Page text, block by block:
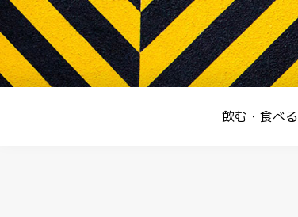
Skip
to
content
飲む・食べる
Homepage